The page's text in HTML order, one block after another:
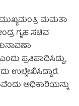
ಮುಖ್ಯಮಂತ್ರಿ ಮಮತಾ
ಗೃಹ ಸಚಿವ
ಪ್ರತಿಪಾದಿಸಿದ್ದು,
ಉಲ್ಲೇಖಿಸಿದ್ದಾರೆ.
ಅಧಿಕಾರಿಯನ್ನು